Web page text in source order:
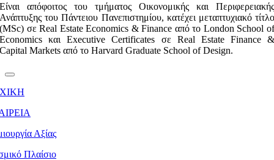
Είναι απόφοιτος του τμήματος Οικονομικής και Περιφερειακής
Ανάπτυξης του Πάντειου Πανεπιστημίου, κατέχει μεταπτυχιακό τίτλο
(MSc) σε Real Estate Economics & Finance από το London School of
Economics και Executive Certificates σε Real Estate Finance &
Capital Markets από το Harvard Graduate School of Design.
Αξίας
Πλαίσιο